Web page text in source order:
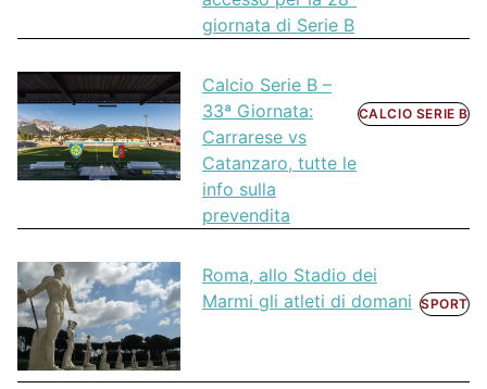
giornata di Serie B
Calcio Serie B –
33ª Giornata:
Carrarese vs
Catanzaro, tutte le
info sulla
prevendita
CALCIO SERIE B
Roma, allo Stadio dei
Marmi gli atleti di domani SPORT